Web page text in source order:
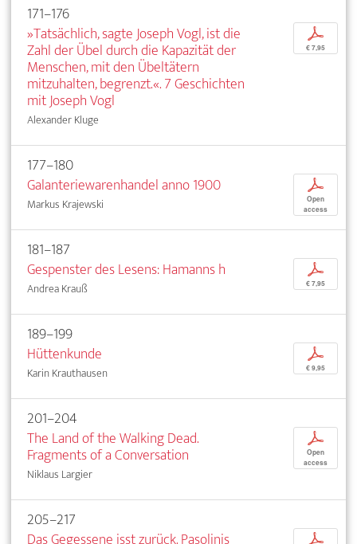
171–176
»Tatsächlich, sagte Joseph Vogl, ist die
Zahl der Übel durch die Kapazität der
Menschen, mit den Übeltätern
mitzuhalten, begrenzt.«. 7 Geschichten
mit Joseph Vogl
Alexander Kluge
p
€ 7,95
177–180
Galanteriewarenhandel anno 1900
Markus Krajewski
p
Open
access
181–187
Gespenster des Lesens: Hamanns h
Andrea Krauß
p
€ 7,95
189–199
Hüttenkunde
Karin Krauthausen
p
€ 9,95
201–204
The Land of the Walking Dead.
Fragments of a Conversation
Niklaus Largier
p
Open
access
205–217
p